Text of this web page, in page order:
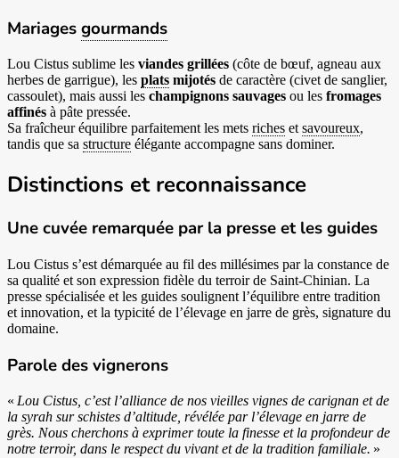
Mariagesgourmands
Lou Cistus sublime les viandes grillées (côte de bœuf, agneau aux
herbes de garrigue), les plats mijotés de caractère (civet de sanglier,
cassoulet), mais aussi les champignons sauvages ou les fromages
affinés à pâte pressée.
Sa fraîcheur équilibre parfaitement les mets riches et savoureux,
tandis que sa structure élégante accompagne sans dominer.
Distinctions et reconnaissance
Une cuvée remarquée par la presse et les guides
Lou Cistus s’est démarquée au fil des millésimes par la constance de
sa qualité et son expression fidèle du terroir de Saint-Chinian. La
presse spécialisée et les guides soulignent l’équilibre entre tradition
et innovation, et la typicité de l’élevage en jarre de grès, signature du
domaine.
Parole des vignerons
« Lou Cistus, c’est l’alliance de nos vieilles vignes de carignan et de
la syrah sur schistes d’altitude, révélée par l’élevage en jarre de
grès. Nous cherchons à exprimer toute la finesse et la profondeur de
notre terroir, dans le respect du vivant et de la tradition familiale. »